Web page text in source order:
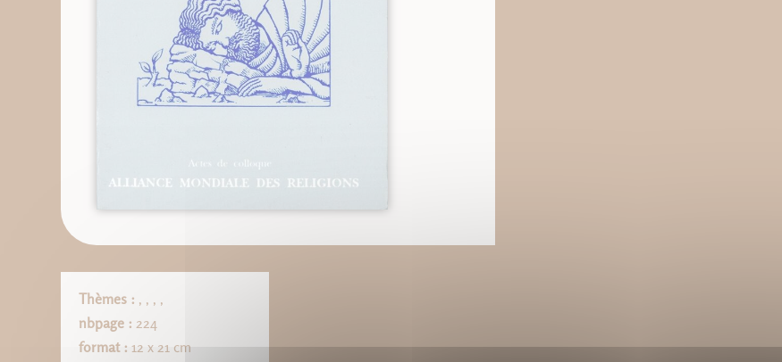
Thèmes : , , , ,
nbpage : 224
format : 12 x 21 cm